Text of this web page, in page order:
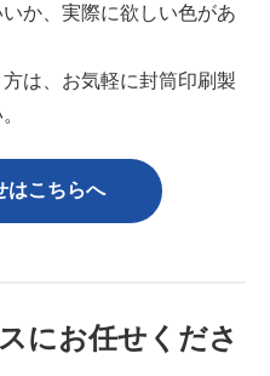
か、実際に欲しい色があ
は、お気軽に封筒印刷製
はこちらへ
にお任せくださ